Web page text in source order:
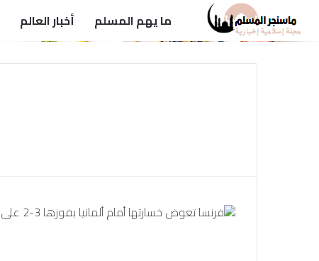
ما يهم المسلم أخبار العالم